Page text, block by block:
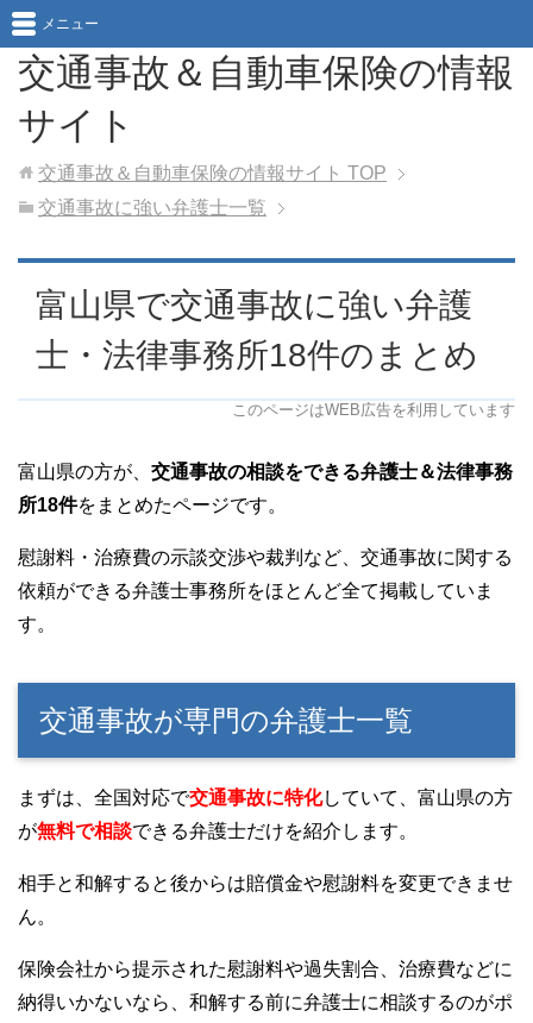
交通事故＆自動車保険の情報
サイト
メニュー
交通事故＆自動車保険の情報サイト TOP
交通事故に強い弁護士一覧
富山県で交通事故に強い弁護
士・法律事務所18件のまとめ
このページはWEB広告を利用しています
富山県の方が、 交通事故の相談をできる弁護士＆法律事務
所18件をまとめたページです。
慰謝料・治療費の示談交渉や裁判など、交通事故に関する
依頼ができる弁護士事務所をほとんど全て掲載していま
す。
交通事故が専門の弁護士一覧
まずは、全国対応で交通事故に特化していて、富山県の方
が無料で相談できる弁護士だけを紹介します。
相手と和解すると後からは賠償金や慰謝料を変更できませ
ん。
保険会社から提示された慰謝料や過失割合、治療費などに
納得いかないなら、和解する前に弁護士に相談するのがポ